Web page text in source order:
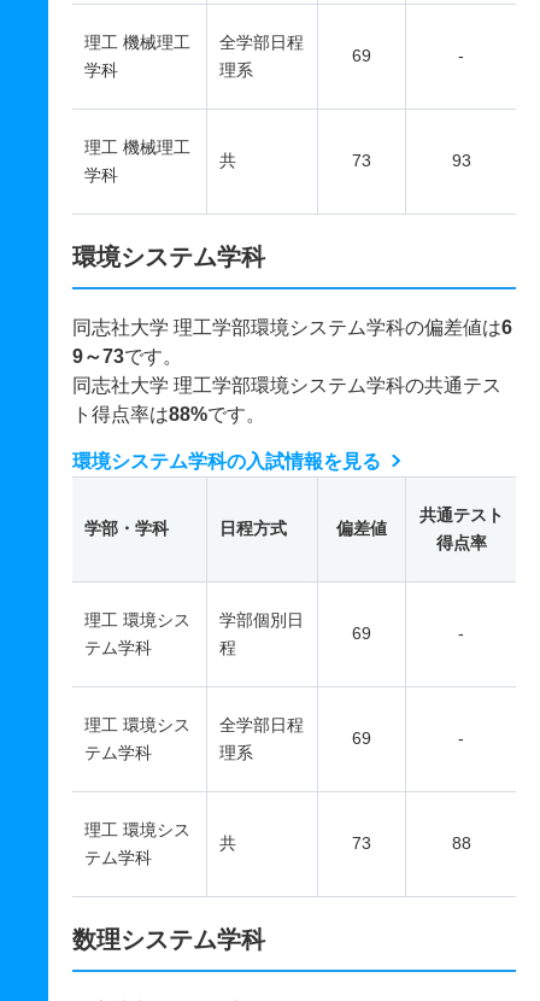
理工 機械理工
学科
全学部日程
理系
69 -
理工 機械理工
学科
共 73 93
環境システム学科
同志社大学 理工学部環境システム学科の偏差値は6
9～73です。
同志社大学 理工学部環境システム学科の共通テス
ト得点率は88%です。
環境システム学科の入試情報を見る
学部・学科 日程方式 偏差値
共通テスト
得点率
理工 環境シス
テム学科
学部個別日
程
69 -
理工 環境シス
テム学科
全学部日程
理系
69 -
理工 環境シス
テム学科
共 73 88
数理システム学科